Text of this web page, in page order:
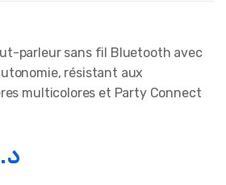
parleur sans fil Bluetooth avec
résistant aux
multicolores et Party Connect